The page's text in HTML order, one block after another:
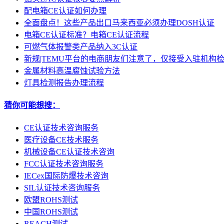
配电箱CE认证如何办理
全面盘点！这些产品出口马来西亚必须办理DOSH认证
电箱CE认证标准？电箱CE认证流程
可燃气体报警类产品纳入3C认证
新规|TEMU平台的电商朋友们注意了，仅接受入驻机构检
金属材料高温腐蚀试验方法
灯具检测报告办理流程
猜你可能想搜：
CE认证技术咨询服务
医疗设备CE技术服务
机械设备CE认证技术咨询
FCC认证技术咨询服务
IECex国际防爆技术咨询
SIL认证技术咨询服务
欧盟ROHS测试
中国ROHS测试